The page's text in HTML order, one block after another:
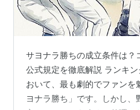
サヨナラ勝ちの成立条件は？
公式規定を徹底解説 ランキ
おいて、最も劇的でファン
ヨナラ勝ち」です。しかし